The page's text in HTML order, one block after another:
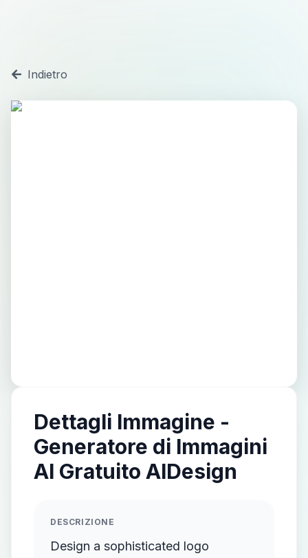
Indietro
Dettagli Immagine -
Generatore di Immagini
AI Gratuito AIDesign
DESCRIZIONE
Design a sophisticated logo